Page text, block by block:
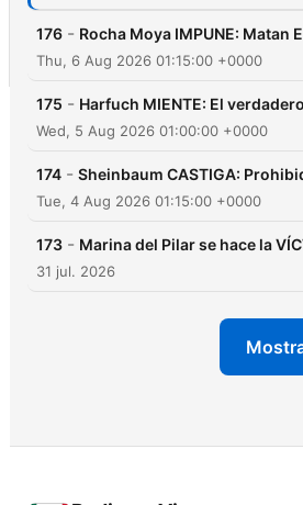
176 - Rocha Moya IMPUNE: Matan
Thu, 6 Aug 2026 01:15:00 +0000
175 - Harfuch MIENTE: El
Wed, 5 Aug 2026 01:00:00 +0000
174 - Sheinbaum CASTIGA:
Tue, 4 Aug 2026 01:15:00 +0000
173 - Marina del Pilar se hace la
31 jul. 2026